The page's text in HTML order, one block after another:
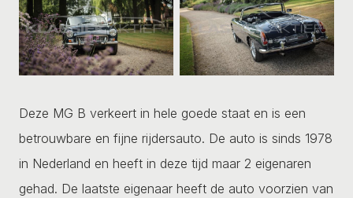
Deze MG B verkeert in hele goede staat en is een
betrouwbare en fijne rijdersauto. De auto is sinds 1978
in Nederland en heeft in deze tijd maar 2 eigenaren
gehad. De laatste eigenaar heeft de auto voorzien van